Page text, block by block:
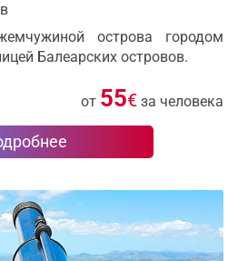
острова городом
Балеарских островов.
от 55€ за человека